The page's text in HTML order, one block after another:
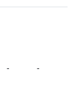
- -